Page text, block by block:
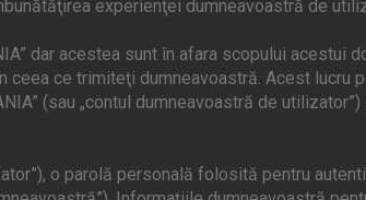
experienţei dumneavoastră de
dar acestea sunt în afara scopului acestui
ce trimiteţi dumneavoastră. Acest lucru
(sau „contul dumneavoastră de
o parolă personală folosită pentru